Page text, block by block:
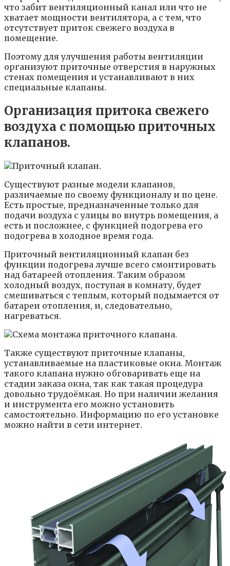
что забит вентиляционный канал или что не
хватает мощности вентилятора, а с тем, что
отсутствует приток свежего воздуха в
помещение.
Поэтому для улучшения работы вентиляции
организуют приточные отверстия в наружных
стенах помещения и устанавливают в них
специальные клапаны.
Организация притока свежего
воздуха с помощью приточных
клапанов.
Существуют разные модели клапанов,
различаемые по своему функционалу и по цене.
Есть простые, предназначенные только для
подачи воздуха с улицы во внутрь помещения, а
есть и посложнее, с функцией подогрева его
подогрева в холодное время года.
Приточный вентиляционный клапан без
функции подогрева лучше всего смонтировать
над батареей отопления. Таким образом
холодный воздух, поступая в комнату, будет
смешиваться с теплым, который подымается от
батареи отопления, и, следовательно,
нагреваться.
Также существуют приточные клапаны,
устанавливаемые на пластиковые окна. Монтаж
такого клапана нужно обговаривать еще на
стадии заказа окна, так как такая процедура
довольно трудоёмкая. Но при наличии желания
и инструмента его можно установить
самостоятельно. Информацию по его установке
можно найти в сети интернет.